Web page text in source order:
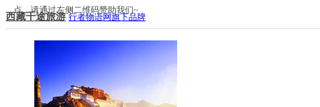
点，请通过左侧二维码赞助我们~
西藏千途旅游 行者物语网旗下品牌